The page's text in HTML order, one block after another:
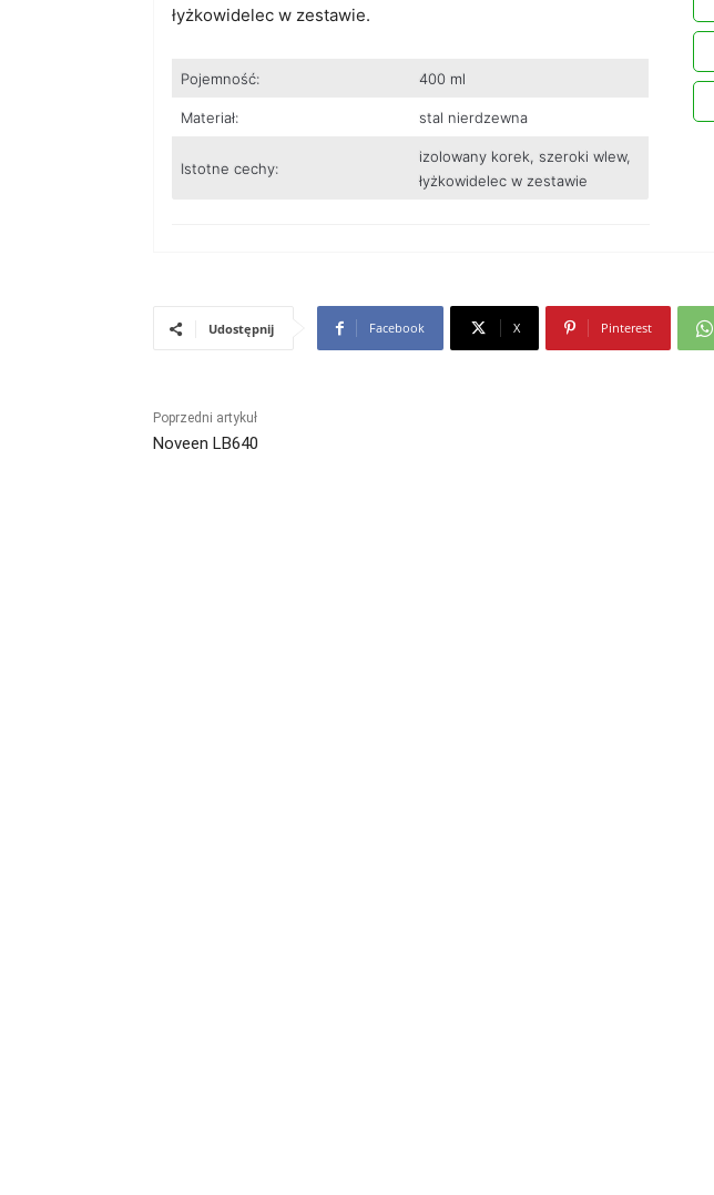
łyżkowidelec w zestawie.
Pojemność: 400 ml
Materiał: stal nierdzewna
Istotne cechy:
izolowany korek, szeroki wlew,
łyżkowidelec w zestawie
Udostępnij Facebook X Pinterest
Poprzedni artykuł
Noveen LB640